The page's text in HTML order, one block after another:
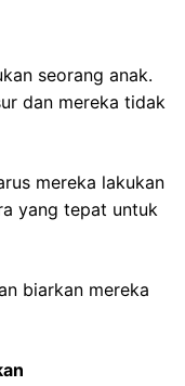
seorang anak.
dan mereka tidak
mereka lakukan
yang tepat untuk
biarkan mereka